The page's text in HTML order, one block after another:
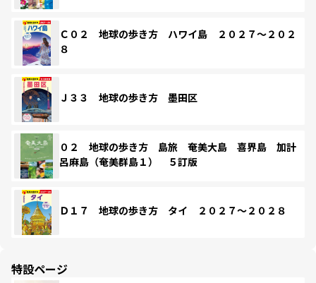
Ｃ０２ 地球の歩き方 ハワイ島 ２０２７～２０２
８
Ｊ３３ 地球の歩き方 墨田区
０２ 地球の歩き方 島旅 奄美大島 喜界島 加計
呂麻島（奄美群島１） ５訂版
Ｄ１７ 地球の歩き方 タイ ２０２７～２０２８
特設ページ